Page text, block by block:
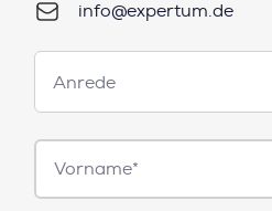
info@expertum.de
Anrede
Anrede
Vorname*